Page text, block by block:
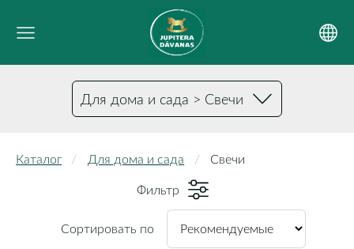
Для дома и сада > Свечи
Каталог Для дома и сада
Свечи
Фильтр
Сортировать по